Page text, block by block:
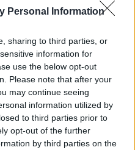
Personal Information
sharing to third parties, or
information for
use the below opt-out
Please note that after your
may continue seeing
information utilized by
to third parties prior to
opt-out of the further
by third parties on the